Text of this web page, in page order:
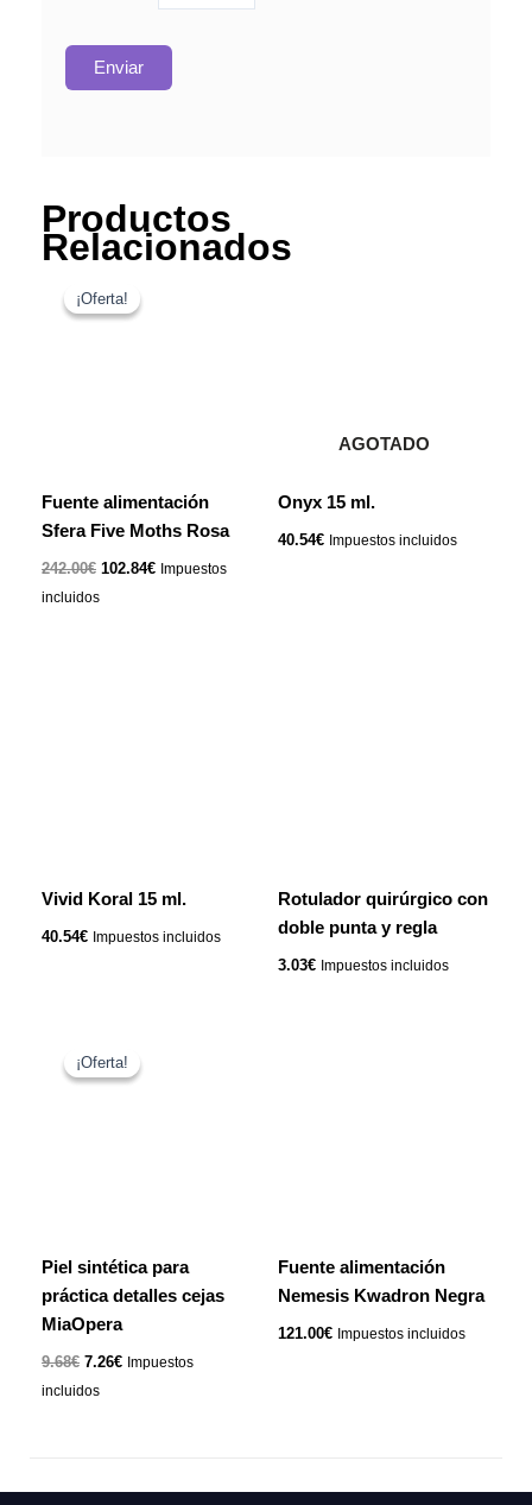
Productos
Relacionados
¡Oferta!
¡Oferta!
Fuente alimentación
Sfera Five Moths Rosa
242.00€
precio
original
102.84€ Impuestos
incluidos
AGOTADO
Onyx 15 ml.
40.54€ Impuestos incluidos
Vivid Koral 15 ml.
40.54€ Impuestos incluidos
Rotulador quirúrgico con
doble punta y regla
3.03€ Impuestos incluidos
¡Oferta!
¡Oferta!
Piel sintética para
práctica detalles cejas
MiaOpera
9.68€
precio
original
7.26€
precio
actual
Impuestos
incluidos
Fuente alimentación
Nemesis Kwadron Negra
121.00€ Impuestos incluidos